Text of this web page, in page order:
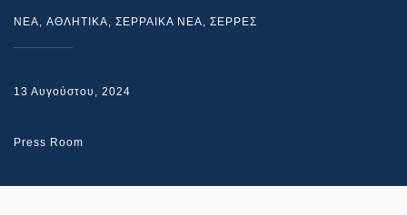
NEA, ΑΘΛΗΤΙΚΑ, ΣΕΡΡΑΙΚΑ ΝΕΑ, ΣΕΡΡΕΣ
13 Αυγούστου, 2024
Press Room